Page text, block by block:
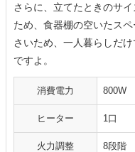
さらに、立てたときのサ
ため、食器棚の空いたス
さいため、一人暮らしだ
ですよ。
消費電力 800W
ヒーター 1口
火力調整 8段階